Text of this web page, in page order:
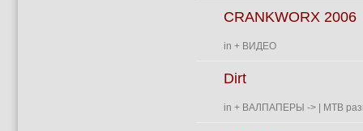
CRANKWORX 2006
in + ВИДЕО
Dirt
in + ВАЛПАПЕРЫ -> | MTB